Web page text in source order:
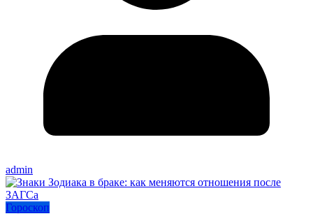
admin
Гороскоп